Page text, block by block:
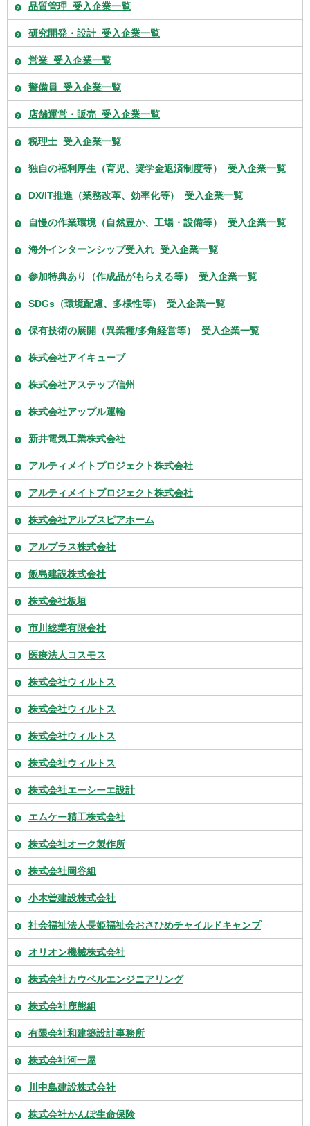
品質管理_受入企業一覧
研究開発・設計_受入企業一覧
営業_受入企業一覧
警備員_受入企業一覧
店舗運営・販売_受入企業一覧
税理士_受入企業一覧
独自の福利厚生（育児、奨学金返済制度等）_受入企業一覧
DX/IT推進（業務改革、効率化等）_受入企業一覧
自慢の作業環境（自然豊か、工場・設備等）_受入企業一覧
海外インターンシップ受入れ_受入企業一覧
参加特典あり（作成品がもらえる等）_受入企業一覧
SDGs（環境配慮、多様性等）_受入企業一覧
保有技術の展開（異業種/多角経営等）_受入企業一覧
株式会社アイキューブ
株式会社アステップ信州
株式会社アップル運輸
新井電気工業株式会社
アルティメイトプロジェクト株式会社
アルティメイトプロジェクト株式会社
株式会社アルプスピアホーム
アルプラス株式会社
飯島建設株式会社
株式会社板垣
市川総業有限会社
医療法人コスモス
株式会社ウィルトス
株式会社ウィルトス
株式会社ウィルトス
株式会社ウィルトス
株式会社エーシーエ設計
エムケー精工株式会社
株式会社オーク製作所
株式会社岡谷組
小木曽建設株式会社
社会福祉法人長姫福祉会おさひめチャイルドキャンプ
オリオン機械株式会社
株式会社カウベルエンジニアリング
株式会社鹿熊組
有限会社和建築設計事務所
株式会社河一屋
川中島建設株式会社
株式会社かんぽ生命保険